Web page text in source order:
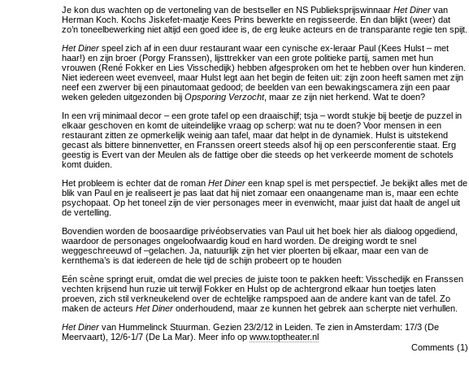
Je kon dus wachten op de vertoneling van de bestseller en NS Publieksprijswinnaar Het Diner van
Herman Koch. Kochs Jiskefet-maatje Kees Prins bewerkte en regisseerde. En dan blijkt (weer) dat
zo’n toneelbewerking niet altijd een goed idee is, de erg leuke acteurs en de transparante regie ten spijt.
Het Diner speel zich af in een duur restaurant waar een cynische ex-leraar Paul (Kees Hulst – met
haar!) en zijn broer (Porgy Franssen), lijsttrekker van een grote politieke partij, samen met hun
vrouwen (René Fokker en Lies Visschedijk) hebben afgesproken om het te hebben over hun kinderen.
Niet iedereen weet evenveel, maar Hulst legt aan het begin de feiten uit: zijn zoon heeft samen met zijn
neef een zwerver bij een pinautomaat gedood; de beelden van een bewakingscamera zijn een paar
weken geleden uitgezonden bij Opsporing Verzocht, maar ze zijn niet herkend. Wat te doen?
In een vrij minimaal decor – een grote tafel op een draaischijf; tsja – wordt stukje bij beetje de puzzel in
elkaar geschoven en komt de uiteindelijke vraag op scherp: wat nu te doen? Voor mensen in een
restaurant zitten ze opmerkelijk weinig aan tafel, maar dat helpt in de dynamiek. Hulst is uitstekend
gecast als bittere binnenvetter, en Franssen oreert steeds alsof hij op een persconferentie staat. Erg
geestig is Evert van der Meulen als de fattige ober die steeds op het verkeerde moment de schotels
komt duiden.
Het probleem is echter dat de roman Het Diner een knap spel is met perspectief. Je bekijkt alles met de
blik van Paul en je realiseert je pas laat dat hij niet zomaar een onaangename man is, maar een echte
psychopaat. Op het toneel zijn de vier personages meer in evenwicht, maar juist dat haalt de angel uit
de vertelling.
Bovendien worden de boosaardige privéobservaties van Paul uit het boek hier als dialoog opgediend,
waardoor de personages ongeloofwaardig koud en hard worden. De dreiging wordt te snel
weggeschreeuwd of –gelachen. Ja, natuurlijk zijn het vier ploerten bij elkaar, maar een van de
kernthema’s is dat iedereen de hele tijd de schijn probeert op te houden
Eén scène springt eruit, omdat die wel precies de juiste toon te pakken heeft: Visschedijk en Franssen
vechten krijsend hun ruzie uit terwijl Fokker en Hulst op de achtergrond elkaar hun toetjes laten
proeven, zich stil verkneukelend over de echtelijke rampspoed aan de andere kant van de tafel. Zo
maken de acteurs Het Diner onderhoudend, maar ze kunnen het gebrek aan scherpte niet verhullen.
Het Diner van Hummelinck Stuurman. Gezien 23/2/12 in Leiden. Te zien in Amsterdam: 17/3 (De
Meervaart), 12/6-1/7 (De La Mar). Meer info op www.toptheater.nl
Comments (1)